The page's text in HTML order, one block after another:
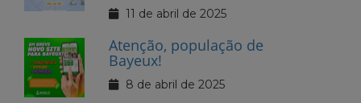
11 de abril de 2025
Atenção, população de
Bayeux!
8 de abril de 2025